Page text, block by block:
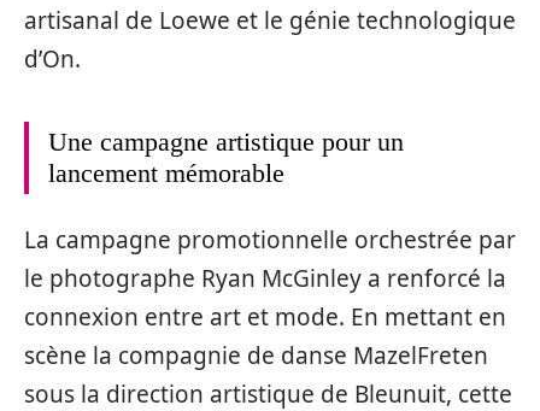
artisanal de Loewe et le génie technologique
d’On.
Une campagne artistique pour un
lancement mémorable
La campagne promotionnelle orchestrée par
le photographe Ryan McGinley a renforcé la
connexion entre art et mode. En mettant en
scène la compagnie de danse MazelFreten
sous la direction artistique de Bleunuit, cette